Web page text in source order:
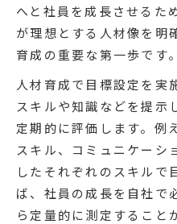
へと社員を成長させるた
が理想とする人材像を明
育成の重要な第一歩です。
人材育成で目標設定を実
スキルや知識などを提示
定期的に評価します。例
スキル、コミュニケーシ
したそれぞれのスキルで
ば、社員の成長を自社で
ら定量的に測定すること